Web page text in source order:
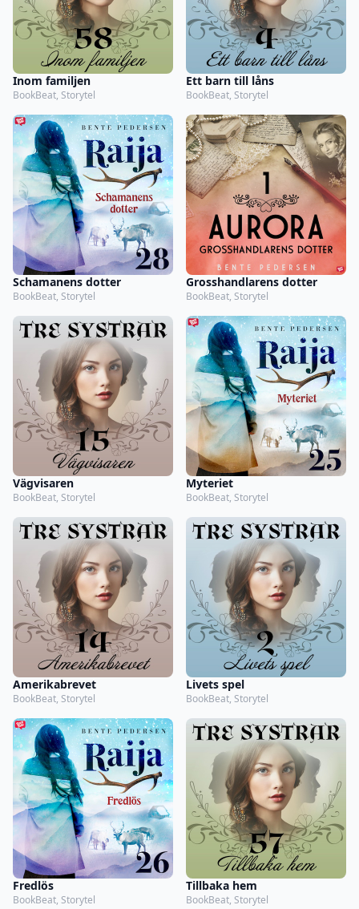
Inom familjen
BookBeat, Storytel
Ett barn till låns
BookBeat, Storytel
Schamanens dotter
BookBeat, Storytel
Grosshandlarens dotter
BookBeat, Storytel
Vägvisaren
BookBeat, Storytel
Myteriet
BookBeat, Storytel
Amerikabrevet
BookBeat, Storytel
Livets spel
BookBeat, Storytel
Fredlös
BookBeat, Storytel
Tillbaka hem
BookBeat, Storytel